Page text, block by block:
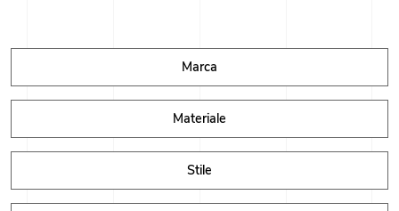
Marca
Materiale
Stile